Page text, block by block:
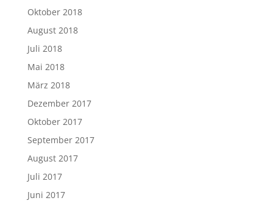
Oktober 2018
August 2018
Juli 2018
Mai 2018
März 2018
Dezember 2017
Oktober 2017
September 2017
August 2017
Juli 2017
Juni 2017